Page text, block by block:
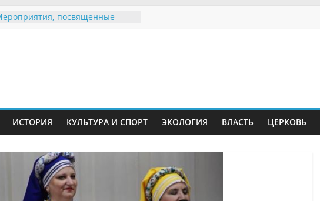
посвященные
в сети Интернет
приняли участие в
«Сохраним
В вольере Воронинского
заповедника родились крапчатые
ИСТОРИЯ КУЛЬТУРА И СПОРТ ЭКОЛОГИЯ ВЛАСТЬ ЦЕРКОВЬ